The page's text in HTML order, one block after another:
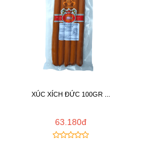
XÚC XÍCH ĐỨC 100GR ...
63.180đ